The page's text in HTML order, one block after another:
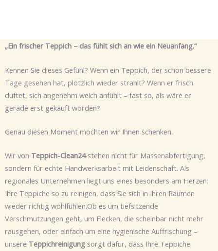
„Ein frischer Teppich – das fühlt sich an wie ein Neuanfang.“
Kennen Sie dieses Gefühl? Wenn ein Teppich, der schon bessere
Tage gesehen hat, plötzlich wieder strahlt? Wenn er frisch
duftet, sich angenehm weich anfühlt – fast so, als wäre er
gerade erst gekauft worden?
Genau diesen Moment möchten wir Ihnen schenken.
Wir von Teppich-Clean24stehen nicht für Massenabfertigung,
sondern für echte Handwerksarbeit mit Leidenschaft. Als
regionales Unternehmen liegt uns eines besonders am Herzen:
Ihre Teppiche so zu reinigen, dass Sie sich in Ihren Räumen
wieder richtig wohlfühlen.Ob es um tiefsitzende
Verschmutzungen geht, um Flecken, die scheinbar nicht mehr
rausgehen, oder einfach um eine hygienische Auffrischung –
unsere Teppichreinigung sorgt dafür, dass Ihre Teppiche